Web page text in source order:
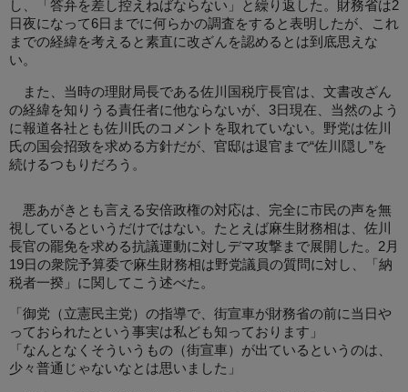
し、「答弁を差し控えねばならない」と繰り返した。財務省は2
日夜になって6日までに何らかの調査をすると表明したが、これ
までの経緯を考えると素直に改ざんを認めるとは到底思えな
い。
また、当時の理財局長である佐川国税庁長官は、文書改ざん
の経緯を知りうる責任者に他ならないが、3日現在、当然のよう
に報道各社とも佐川氏のコメントを取れていない。野党は佐川
氏の国会招致を求める方針だが、官邸は退官まで“佐川隠し”を
続けるつもりだろう。
悪あがきとも言える安倍政権の対応は、完全に市民の声を無
視しているというだけではない。たとえば麻生財務相は、佐川
長官の罷免を求める抗議運動に対しデマ攻撃まで展開した。2月
19日の衆院予算委で麻生財務相は野党議員の質問に対し、「納
税者一揆」に関してこう述べた。
「御党（立憲民主党）の指導で、街宣車が財務省の前に当日や
っておられたという事実は私ども知っております」
「なんとなくそういうもの（街宣車）が出ているというのは、
少々普通じゃないなとは思いました」